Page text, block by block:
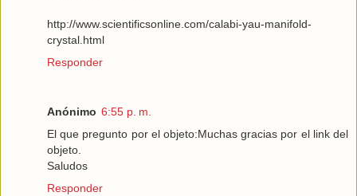
http://www.scientificsonline.com/calabi-yau-manifold-
crystal.html
Responder
Anónimo 6:55 p. m.
El que pregunto por el objeto:Muchas gracias por el link del
objeto.
Saludos
Responder